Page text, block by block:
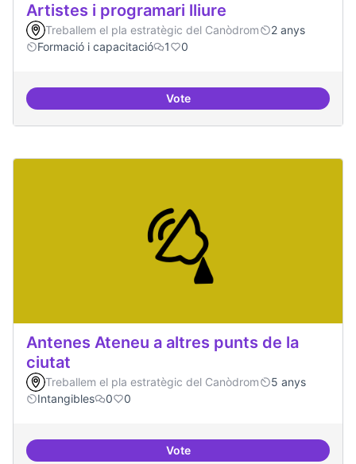
Artistes i programari lliure
Treballem el pla estratègic del Canòdrom
2 anys
Formació i capacitació
1 0
VoteArtistes i programari lliure
Antenes Ateneu a altres punts de la
ciutat
Treballem el pla estratègic del Canòdrom
5 anys
Intangibles
0 0
VoteAntenes Ateneu a altres punts